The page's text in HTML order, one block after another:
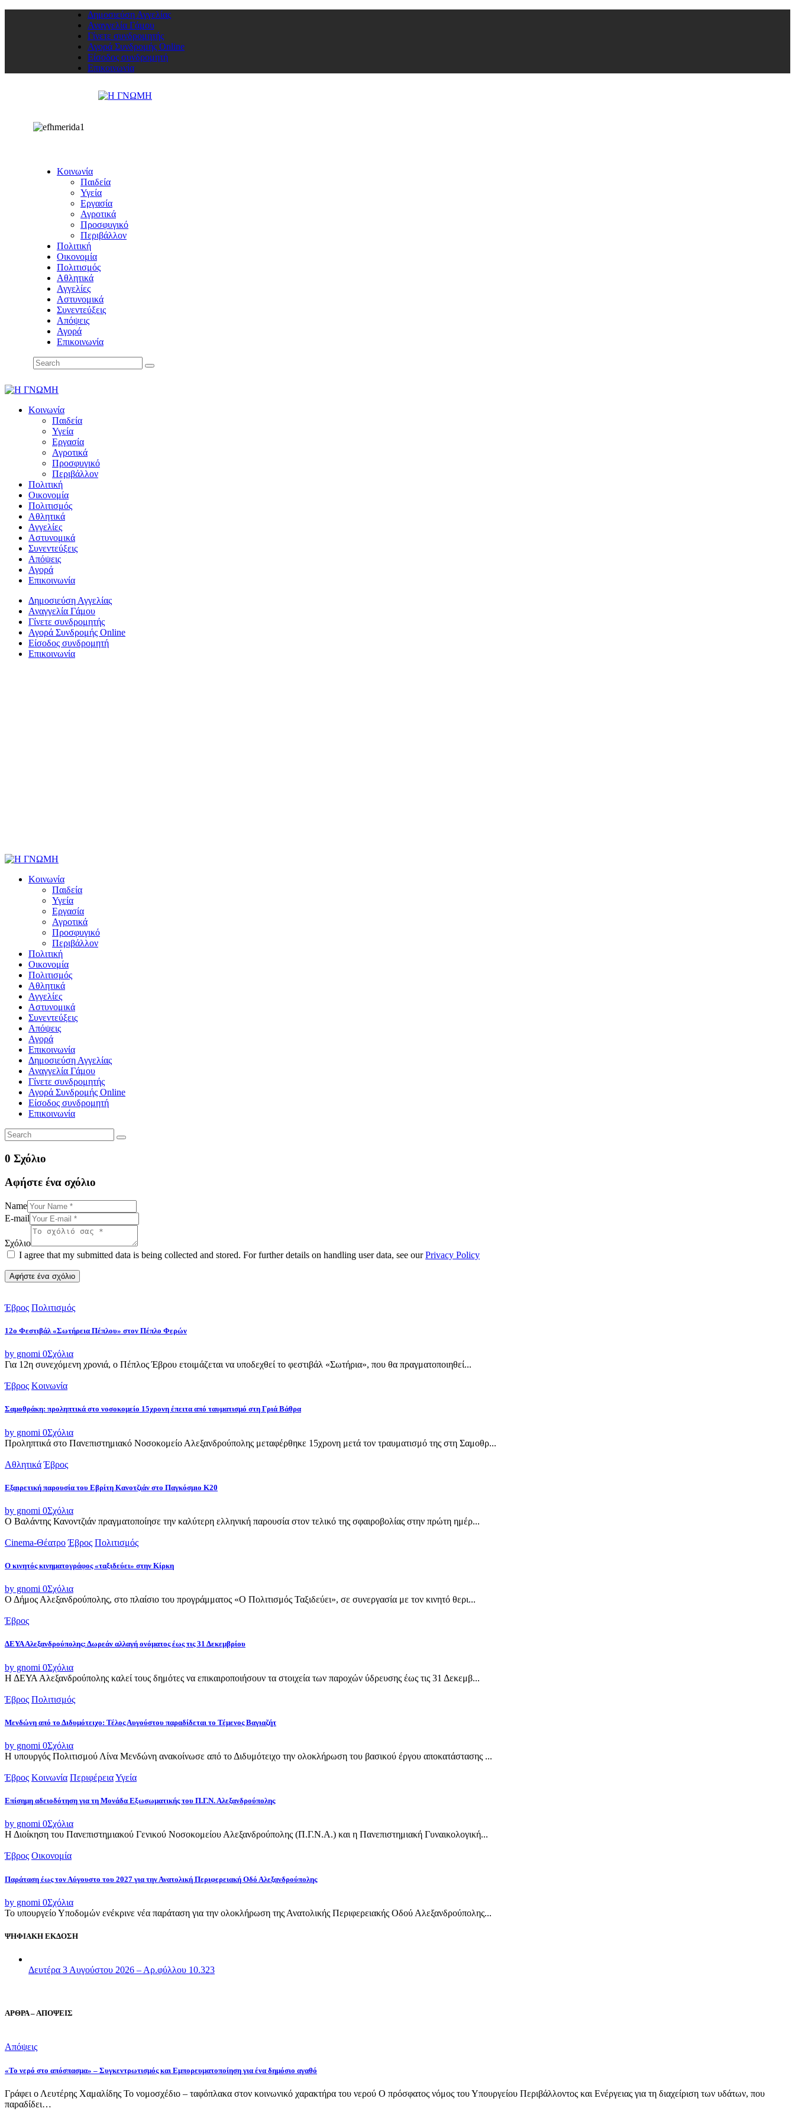
Δημοσιεύση Αγγελίας
Αναγγελία Γάμου
Γίνετε συνδρομητής
Αγορά Συνδρομής Online
Είσοδος συνδρομητή
Επικοινωνία
Κοινωνία
Παιδεία
Υγεία
Εργασία
Αγροτικά
Προσφυγικό
Περιβάλλον
Πολιτική
Οικονομία
Πολιτισμός
Αθλητικά
Αγγελίες
Αστυνομικά
Συνεντεύξεις
Απόψεις
Αγορά
Επικοινωνία
Κοινωνία
Παιδεία
Υγεία
Εργασία
Αγροτικά
Προσφυγικό
Περιβάλλον
Πολιτική
Οικονομία
Πολιτισμός
Αθλητικά
Αγγελίες
Αστυνομικά
Συνεντεύξεις
Απόψεις
Αγορά
Επικοινωνία
Δημοσιεύση Αγγελίας
Αναγγελία Γάμου
Γίνετε συνδρομητής
Αγορά Συνδρομής Online
Είσοδος συνδρομητή
Επικοινωνία
Κοινωνία
Παιδεία
Υγεία
Εργασία
Αγροτικά
Προσφυγικό
Περιβάλλον
Πολιτική
Οικονομία
Πολιτισμός
Αθλητικά
Αγγελίες
Αστυνομικά
Συνεντεύξεις
Απόψεις
Αγορά
Επικοινωνία
Δημοσιεύση Αγγελίας
Αναγγελία Γάμου
Γίνετε συνδρομητής
Αγορά Συνδρομής Online
Είσοδος συνδρομητή
Επικοινωνία
0 Σχόλιο
Αφήστε ένα σχόλιο
Name
E-mail
Σχόλιο
I agree that my submitted data is being collected and stored. For further details on handling user data, see ourPrivacy Policy
Έβρος Πολιτισμός
12ο Φεστιβάλ «Σωτήρεια Πέπλου» στον Πέπλο Φερών
by gnomi 0Σχόλια
Για 12η συνεχόμενη χρονιά, ο Πέπλος Έβρου ετοιμάζεται να υποδεχθεί το φεστιβάλ «Σωτήρια», που θα πραγματοποιηθεί...
Έβρος Κοινωνία
Σαμοθράκη: προληπτικά στο νοσοκομείο 15χρονη έπειτα από ταυματισμό στη Γριά Βάθρα
by gnomi 0Σχόλια
Προληπτικά στο Πανεπιστημιακό Νοσοκομείο Αλεξανδρούπολης μεταφέρθηκε 15χρονη μετά τον τραυματισμό της στη Σαμοθρ...
Αθλητικά Έβρος
Εξαιρετική παρουσία του Εβρίτη Κανοτζιάν στο Παγκόσμιο Κ20
by gnomi 0Σχόλια
Ο Βαλάντης Κανοντζιάν πραγματοποίησε την καλύτερη ελληνική παρουσία στον τελικό της σφαιροβολίας στην πρώτη ημέρ...
Cinema-Θέατρο Έβρος Πολιτισμός
Ο κινητός κινηματογράφος «ταξιδεύει» στην Κίρκη
by gnomi 0Σχόλια
Ο Δήμος Αλεξανδρούπολης, στο πλαίσιο του προγράμματος «Ο Πολιτισμός Ταξιδεύει», σε συνεργασία με τον κινητό θερι...
Έβρος
ΔΕΥΑ Αλεξανδρούπολης: Δωρεάν αλλαγή ονόματος έως τις 31 Δεκεμβρίου
by gnomi 0Σχόλια
Η ΔΕΥΑ Αλεξανδρούπολης καλεί τους δημότες να επικαιροποιήσουν τα στοιχεία των παροχών ύδρευσης έως τις 31 Δεκεμβ...
Έβρος Πολιτισμός
Μενδώνη από το Διδυμότειχο: Τέλος Αυγούστου παραδίδεται το Τέμενος Βαγιαζήτ
by gnomi 0Σχόλια
Η υπουργός Πολιτισμού Λίνα Μενδώνη ανακοίνωσε από το Διδυμότειχο την ολοκλήρωση του βασικού έργου αποκατάστασης ...
Έβρος Κοινωνία ΠεριφέρειαΥγεία
Επίσημη αδειοδότηση για τη Μονάδα Εξωσωματικής του Π.Γ.Ν. Αλεξανδρούπολης
by gnomi 0Σχόλια
Η Διοίκηση του Πανεπιστημιακού Γενικού Νοσοκομείου Αλεξανδρούπολης (Π.Γ.Ν.Α.) και η Πανεπιστημιακή Γυναικολογική...
Έβρος Οικονομία
Παράταση έως τον Αύγουστο του 2027 για την Ανατολική Περιφερειακή Οδό Αλεξανδρούπολης
by gnomi 0Σχόλια
Το υπουργείο Υποδομών ενέκρινε νέα παράταση για την ολοκλήρωση της Ανατολικής Περιφερειακής Οδού Αλεξανδρούπολης...
ΨΗΦΙΑΚΗ ΕΚΔΟΣΗ
Δευτέρα 3 Αυγούστου 2026 – Αρ.φύλλου 10.323
ΑΡΘΡΑ – ΑΠΟΨΕΙΣ
Απόψεις
«Το νερό στο απόσπασμα» – Συγκεντρωτισμός και Εμπορευματοποίηση για ένα δημόσιο αγαθό
Γράφει ο Λευτέρης Χαμαλίδης Το νομοσχέδιο – ταφόπλακα στον κοινωνικό χαρακτήρα του νερού Ο πρόσφατος νόμος του Υπουργείου Περιβάλλοντος και Ενέργειας για τη διαχείριση των υδάτων, που
παραδίδει…